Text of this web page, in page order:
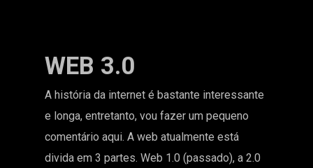
WEB 3.0
A história da internet é bastante interessante
e longa, entretanto, vou fazer um pequeno
comentário aqui. A web atualmente está
divida em 3 partes. Web 1.0 (passado), a 2.0